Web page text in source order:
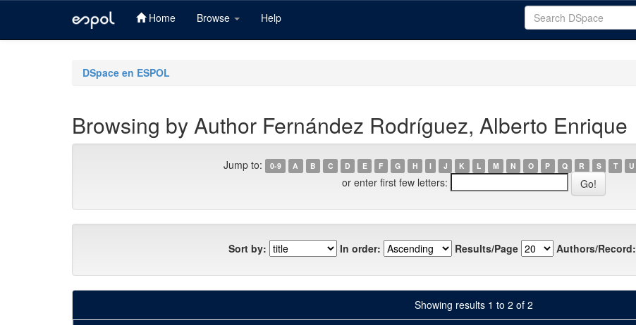
Home Browse Help
DSpace en ESPOL
Browsing by Author Fernández Rodríguez, Alberto Enrique
Jump to: 0-9 A B C D E F G H I J K L M N O P Q R S T U
or enter first few letters:
Sort by: In order: Results/Page Authors/Record:
Showing results 1 to 2 of 2